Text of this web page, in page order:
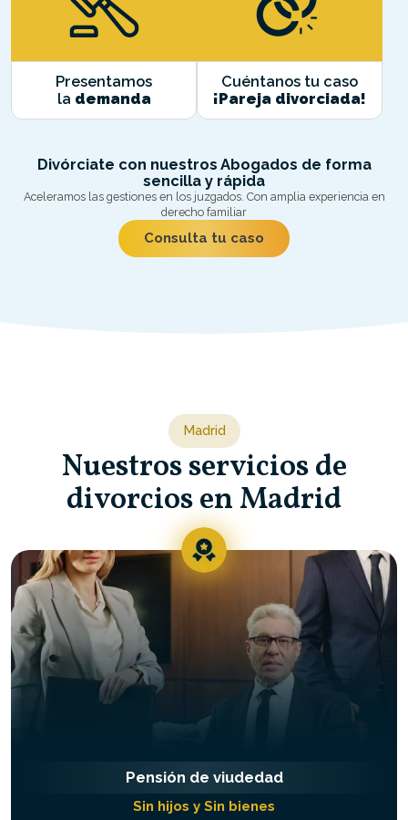
Presentamos
la demanda
Cuéntanos tu caso
¡Pareja divorciada!
Divórciate con nuestros Abogados de forma
sencilla y rápida
Aceleramos las gestiones en los juzgados. Con amplia experiencia en
derecho familiar
Consulta tu caso
Madrid
Nuestros servicios de
divorcios en Madrid
Pensión de viudedad
Sin hijos y Sin bienes